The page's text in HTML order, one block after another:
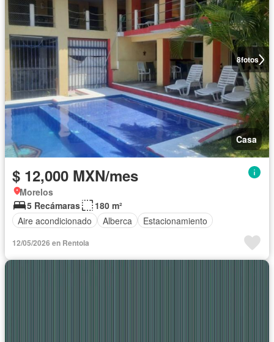
8fotos
Casa
$ 12,000 MXN/mes
Morelos
5 Recámaras
180 m²
Aire acondicionado
Alberca Estacionamiento
12/05/2026 en Rentola